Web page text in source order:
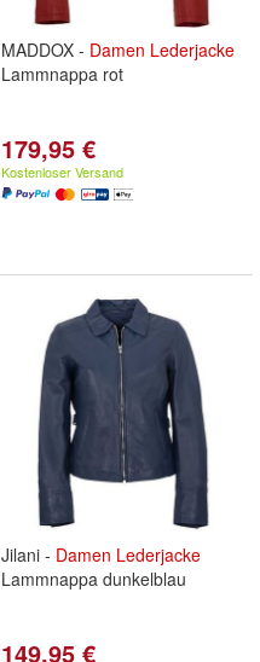
MADDOX - Damen Lederjacke
Lammnappa rot
179,95 €
Kostenloser Versand
Jilani - Damen Lederjacke
Lammnappa dunkelblau
149,95 €